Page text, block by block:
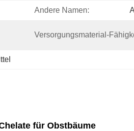
Andere Namen:
Versorgungsmaterial-
für Obstbäume